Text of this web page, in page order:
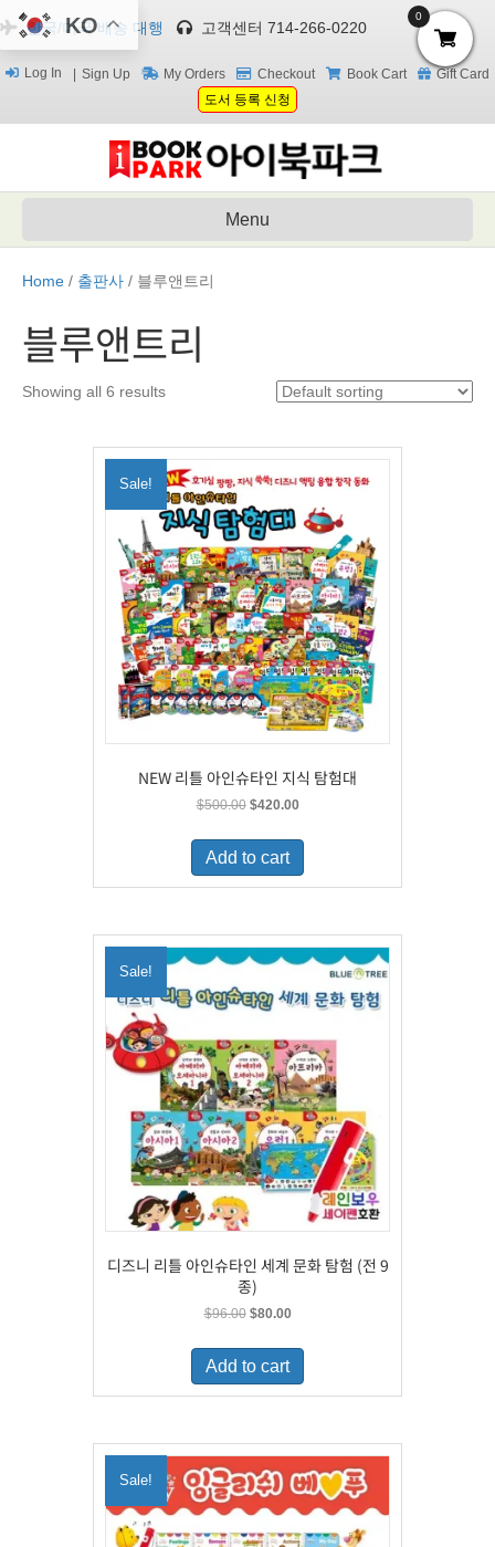
한국/미국 배송 대행 고객센터 714-266-0220
Log In Sign Up My Orders Checkout Book Cart
Gift Card
도서 등록 신청
Menu
Home / 출판사 / 블루앤트리
블루앤트리
Showing all 6 results
Sale!
NEW 리틀 아인슈타인 지식 탐험대
$500.00 Original
was:
$500.00.
$420.00Current
is:
Add to cart
Sale!
디즈니 리틀 아인슈타인 세계 문화 탐험 (전 9
종)
$96.00 Original
was:
$96.00.
$80.00Current
is:
$80.00.
Add to cart
Sale!
KO 0